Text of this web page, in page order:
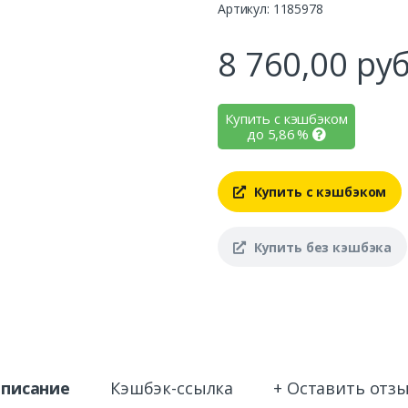
Артикул: 1185978
8 760,00
Купить с кэшбэком
до 5,86%
Купить с кэшбэком
Купить без кэшбэка
Кэшбэк-ссылка + Оставить